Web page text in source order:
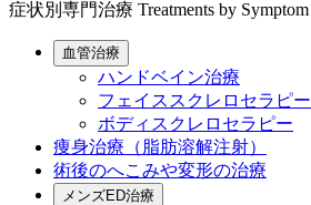
症状別専門治療 Treatments by Symptom
血管治療
ハンドベイン治療
フェイススクレロセラピー
ボディスクレロセラピー
痩身治療（脂肪溶解注射）
術後のへこみや変形の治療
メンズED治療